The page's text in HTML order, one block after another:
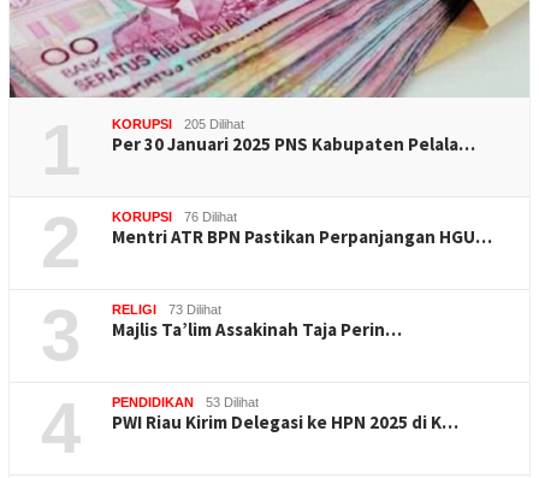
1 KORUPSI 205 Dilihat
Per 30 Januari 2025 PNS Kabupaten Pelala…
2 KORUPSI 76 Dilihat
Mentri ATR BPN Pastikan Perpanjangan HGU…
3 RELIGI 73 Dilihat
Majlis Ta’lim Assakinah Taja Perin…
4 PENDIDIKAN 53 Dilihat
PWI Riau Kirim Delegasi ke HPN 2025 di K…